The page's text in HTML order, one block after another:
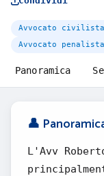
Avvocato civilista
Avvocato penalista
Panoramica
👤
L'Avv